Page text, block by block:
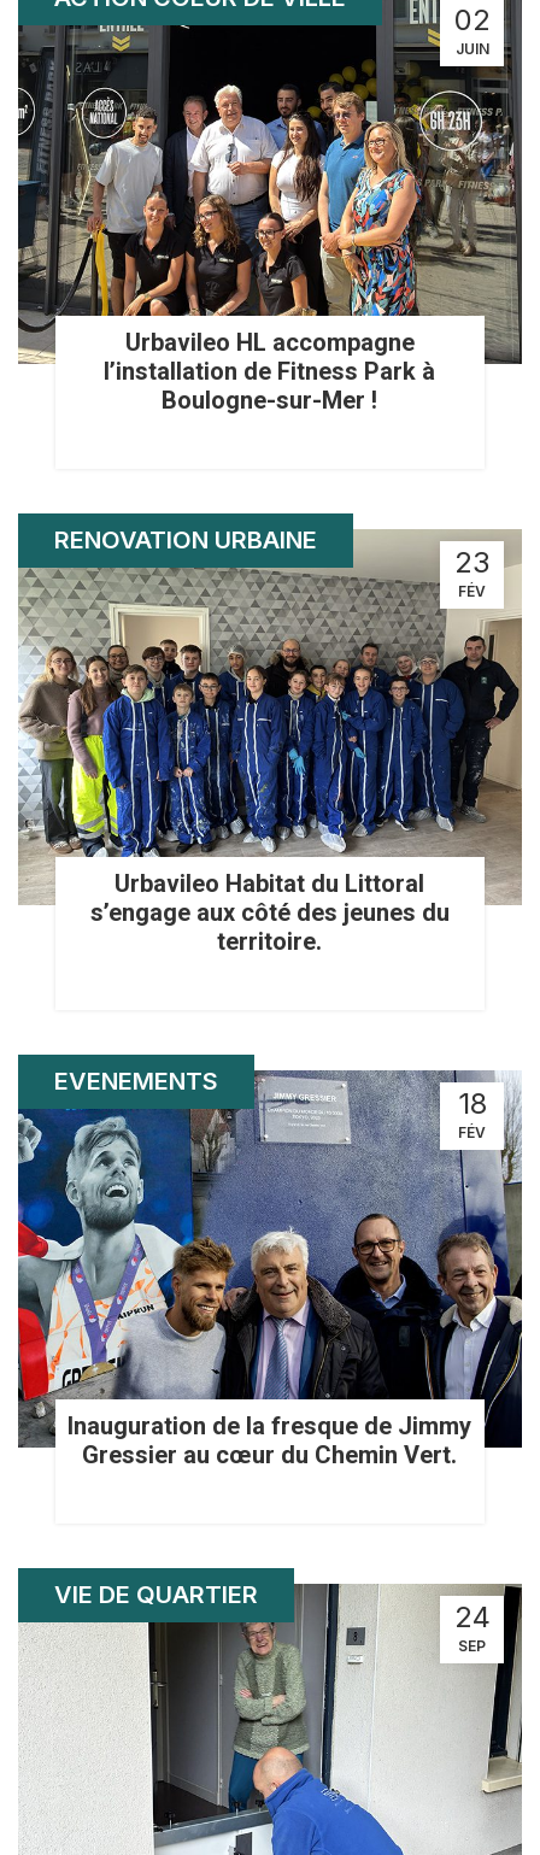
02
JUIN
Urbavileo HL accompagne
l’installation de Fitness Park à
Boulogne-sur-Mer !
23
FÉV
RENOVATION URBAINE
Urbavileo Habitat du Littoral
s’engage aux côté des jeunes du
territoire.
18
FÉV
EVENEMENTS
Inauguration de la fresque de Jimmy
Gressier au cœur du Chemin Vert.
24
SEP
VIE DE QUARTIER